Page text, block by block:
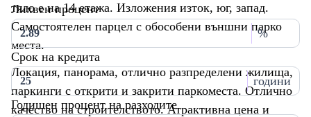
тяло е на 14 етажа. Изложения изток, юг, запад.
Самостоятелен парцел с обособени външни парко
места.
Локация, панорама, отлично разпределени жилища,
паркинги с открити и закрити паркоместа. Отлично
качество на строителството. Атрактивна цена и
Лихвен процент
%
Срок на кредита
години
Годишен процент на разходите